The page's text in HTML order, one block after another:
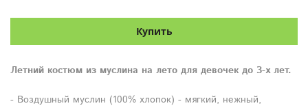
Купить
Летний костюм из муслина на лето для девочек до 3-х лет.
- Воздушный муслин (100% хлопок) - мягкий, нежный,